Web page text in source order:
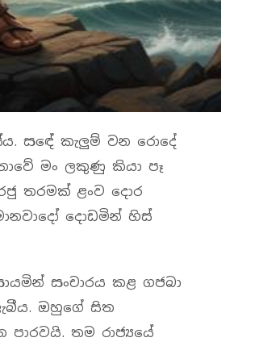
ස‍ඳේ කැලුම් වන රොදේ
මං ලකුණු කියා පෑ
තරමක් ළංව දොර
දොඩමින් හිස්
සංචාරය කළ ගජබා
ඔහුගේ සිත
පාරවයි. තම රාජ්‍යයේ